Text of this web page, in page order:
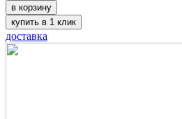
в корзину
купить в 1 клик
доставка